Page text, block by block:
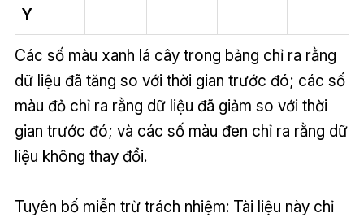
Y
Các số màu xanh lá cây trong bảng chỉ ra rằng
dữ liệu đã tăng so với thời gian trước đó; các số
màu đỏ chỉ ra rằng dữ liệu đã giảm so với thời
gian trước đó; và các số màu đen chỉ ra rằng dữ
liệu không thay đổi.
Tuyên bố miễn trừ trách nhiệm: Tài liệu này chỉ